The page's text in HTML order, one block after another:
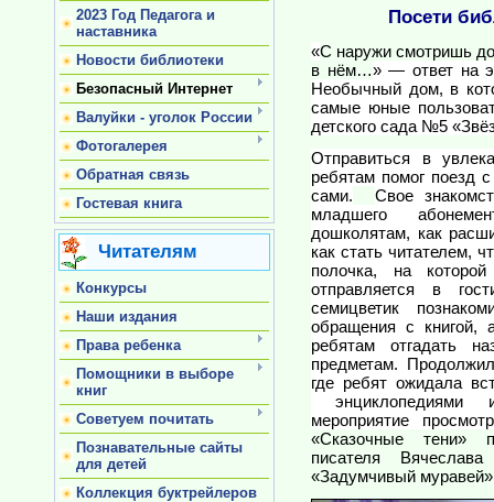
2023 Год Педагога и
наставника
Новости библиотеки
Безопасный Интернет
Валуйки - уголок России
Фотогалерея
Обратная связь
Гостевая книга
Читателям
Конкурсы
Наши издания
Права ребенка
Помощники в выборе
книг
Советуем почитать
Познавательные сайты
для детей
Коллекция буктрейлеров
Посети
«С наружи смотришь
в нём…» — ответ на
Необычный дом, в
самые юные
детского сада №5
Отправиться в
ребятам помог поезд
сами.
Свое
младшего
дошколятам, как
как стать читателем,
полочка, на
отправляется в
семицветик
обращения с книгой,
ребятам отгадать
предметам.
где ребят ожидала
энциклопедиями
мероприятие
«Сказочные тени»
писателя
«Задумчивый